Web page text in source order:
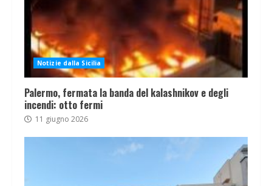
Notizie dalla Sicilia
Palermo, fermata la banda del kalashnikov e degli
incendi: otto fermi
11 giugno 2026